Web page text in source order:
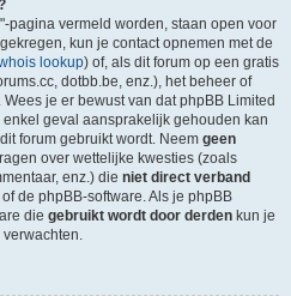
pagina vermeld worden, staan open voor
kun je contact opnemen met de
lookup) of, als dit forum op een gratis
dotbb.be, enz.), het beheer of
je er bewust van dat phpBB Limited
enkel geval aansprakelijk gehouden kan
forum gebruikt wordt. Neem geen
over wettelijke kwesties (zoals
enz.) die niet direct verband
de phpBB-software. Als je phpBB
die gebruikt wordt door derden kun je